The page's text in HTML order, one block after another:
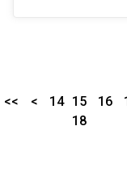
<< < 14 15 16
18